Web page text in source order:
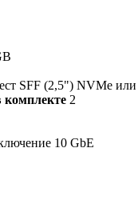
SFF (2,5") NVMe
комплекте 2
10 GbE